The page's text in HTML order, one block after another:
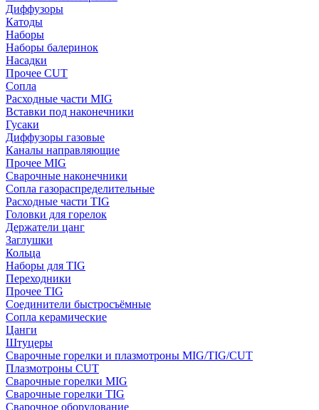
Диффузоры
Катоды
Наборы
Наборы балеринок
Насадки
Прочее CUT
Сопла
Расходные части MIG
Вставки под наконечники
Гусаки
Диффузоры газовые
Каналы направляющие
Прочее MIG
Сварочные наконечники
Сопла газораспределительные
Расходные части TIG
Головки для горелок
Держатели цанг
Заглушки
Кольца
Наборы для TIG
Переходники
Прочее TIG
Соединители быстросъёмные
Сопла керамические
Цанги
Штуцеры
Сварочные горелки и плазмотроны MIG/TIG/CUT
Плазмотроны CUT
Сварочные горелки MIG
Сварочные горелки TIG
Сварочное оборудование